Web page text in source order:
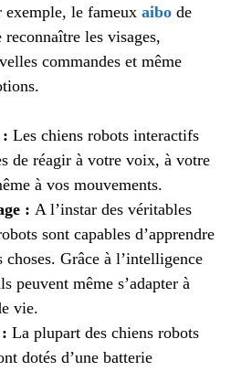
le fameux aibo de
reconnaître les visages,
commandes et même
Les chiens robots interactifs
de réagir à votre voix, à votre
à vos mouvements.
: A l’instar des véritables
sont capables d’apprendre
choses. Grâce à l’intelligence
peuvent même s’adapter à
vie.
La plupart des chiens robots
dotés d’une batterie